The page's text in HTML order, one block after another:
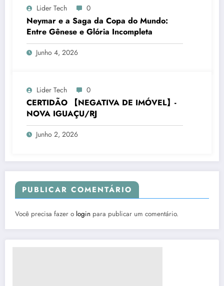
Lider Tech 0
Neymar e a Saga da Copa do Mundo:
Entre Gênese e Glória Incompleta
Junho 4, 2026
Lider Tech 0
CERTIDÃO 【NEGATIVA DE IMÓVEL】-
NOVA IGUAÇU/RJ
Junho 2, 2026
PUBLICAR COMENTÁRIO
Você precisa fazer o login para publicar um comentário.